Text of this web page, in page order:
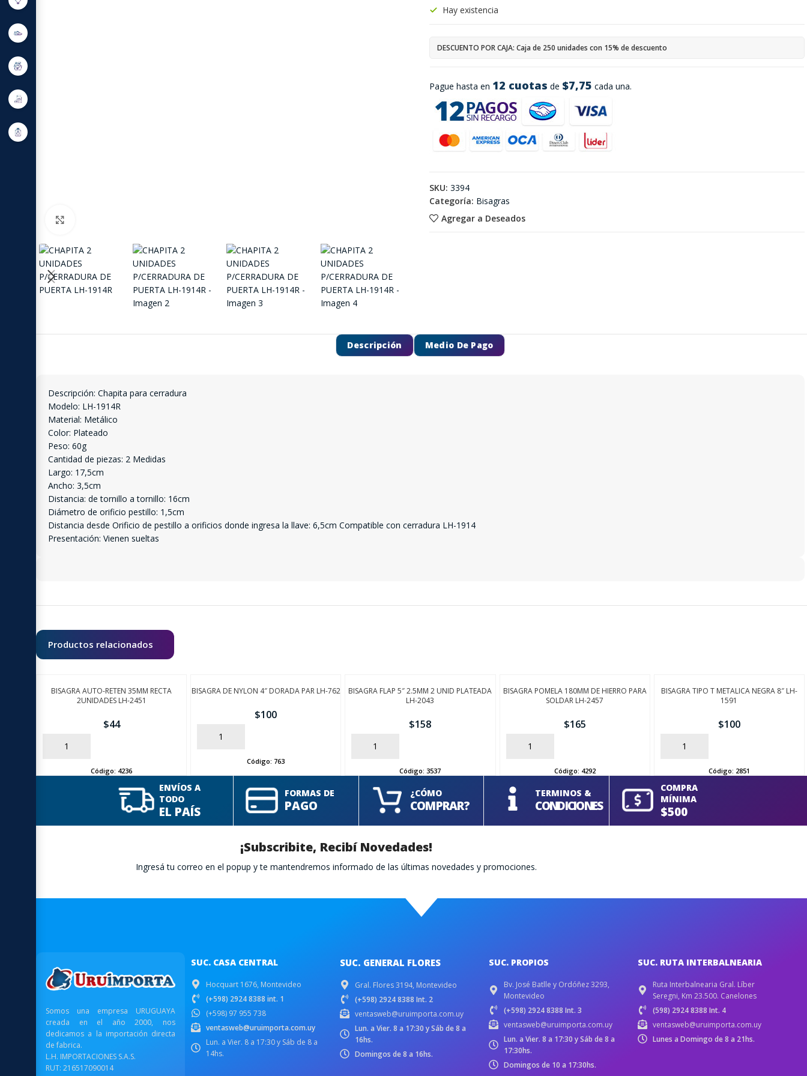
Pague hasta en 12 cuotas de $7,75 cada una.
Hay existencia
DESCUENTO POR CAJA: Caja de 250 unidades con 15% de descuento
Agregar a Deseados
SKU: 3394
Categoría: Bisagras
Descripción Medio De Pago
Descripción: Chapita para cerradura
Modelo: LH-1914R
Material: Metálico
Color: Plateado
Peso: 60g
Cantidad de piezas: 2 Medidas
Largo: 17,5cm
Ancho: 3,5cm
Distancia: de tornillo a tornillo: 16cm
Diámetro de orificio pestillo: 1,5cm
Distancia desde Orificio de pestillo a orificios donde ingresa la llave: 6,5cm Compatible con cerradura LH-1914
Presentación: Vienen sueltas
Productos relacionados
BISAGRA AUTO-RETEN 35MM RECTA
2UNIDADES LH-2451
$44
AÑADIR
Código: 4236
BISAGRA DE NYLON 4″ DORADA PAR LH-762
$100
AÑADIR
Código: 763
BISAGRA FLAP 5″ 2.5MM 2 UNID PLATEADA
LH-2043
$158
AÑADIR
Código:3537
BISAGRA POMELA 180MM DE HIERRO PARA
SOLDAR LH-2457
$165
AÑADIR
Código: 4292
BISAGRA TIPO T METALICA NEGRA 8″ LH-
1591
$100
AÑADIR
Código: 2851
ENVÍOS A
TODO
EL PAÍS
FORMAS DE
PAGO
¿CÓMO
COMPRAR?
TERMINOS &
CONDICIONES
COMPRA
MÍNIMA
$500
¡Subscribite, Recibí Novedades!
Ingresá tu correo en el popup y te mantendremos informado de las últimas novedades y promociones.
Somos una empresa URUGUAYA
creada en el año 2000, nos
dedicamos a la importación directa
de fabrica.
L.H. IMPORTACIONES S.A.S.
RUT: 216517090014
SUC. CASA CENTRAL
Hocquart 1676, Montevideo
(+598) 2924 8388 int. 1
(+598) 97 955 738
ventasweb@uruimporta.com.uy
Lun. a Vier. 8 a 17:30 y Sáb de 8 a
14hs.
SUC. GENERAL FLORES
Gral. Flores 3194, Montevideo
(+598) 2924 8388 Int. 2
ventasweb@uruimporta.com.uy
Lun. a Vier. 8 a 17:30 y Sáb de 8 a
16hs.
Domingos de 8 a 16hs.
SUC. PROPIOS
Bv. José Batlle y Ordóñez 3293,
Montevideo
(+598) 2924 8388 Int. 3
ventasweb@uruimporta.com.uy
Lun. a Vier. 8 a 17:30 y Sáb de 8 a
17:30hs.
Domingos de 10 a 17:30hs.
SUC. RUTA INTERBALNEARIA
Ruta Interbalnearia Gral. Líber
Seregni, Km 23.500. Canelones
(598) 2924 8388 Int. 4
ventasweb@uruimporta.com.uy
Lunes a Domingo de 8 a 21hs.